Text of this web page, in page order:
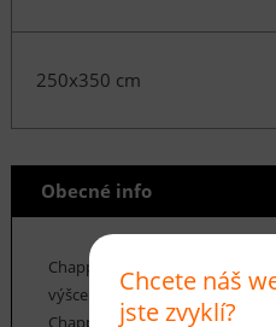
250x350 cm
Obecné info
Chappe je kolekce koberců z
výšce vlasu 9 mm a hmotnosti
Chappe se vyznačují
Chcete náš
jste zvyklí?